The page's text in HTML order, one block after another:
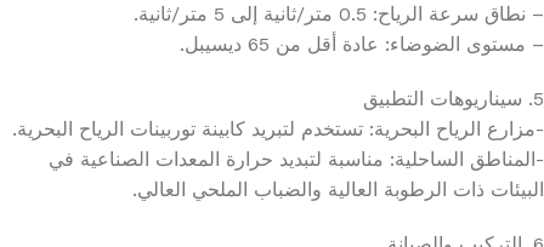
– نطاق سرعة الرياح: 0.5 متر/ثانية إلى 5 متر/ثانية.
– مستوى الضوضاء: عادة أقل من 65 ديسيبل.
5. سيناريوهات التطبيق
-مزارع الرياح البحرية: تستخدم لتبريد كابينة توربينات الرياح البحرية.
-المناطق الساحلية: مناسبة لتبديد حرارة المعدات الصناعية في
البيئات ذات الرطوبة العالية والضباب الملحي العالي.